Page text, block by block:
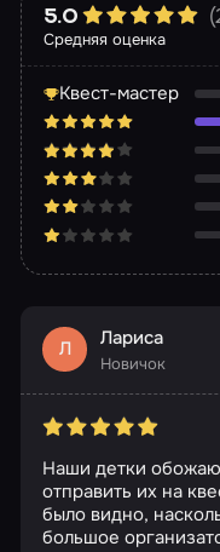
Средняя оценка
5.0
Квест-мастер
Л Лариса
Новичок
Наши детки
отправить их на
было видно,
большое